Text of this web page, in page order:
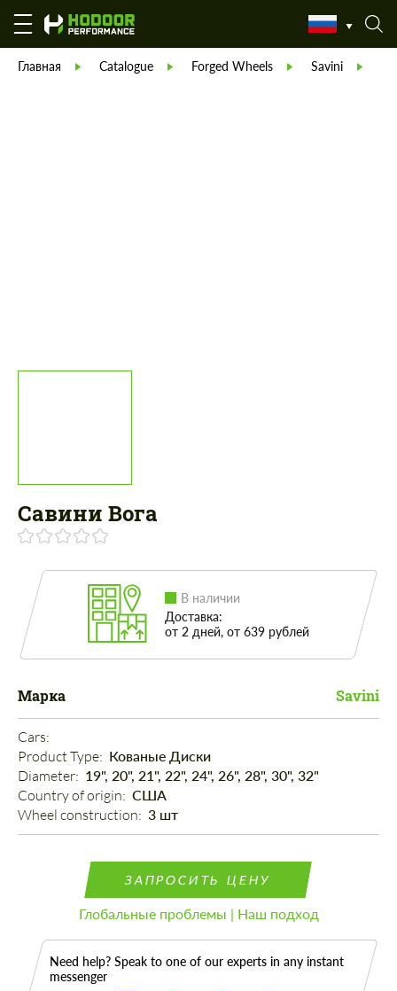
Главная Catalogue Forged Wheels Savini
Савини Вога
В наличии
Доставка:
от 2 дней, от 639 рублей
Марка Savini
Cars:
Product Type: Кованые Диски
Diameter: 19", 20", 21", 22", 24", 26", 28", 30", 32"
Country of origin: США
Wheel construction: 3 шт
ЗАПРОСИТЬ ЦЕНУ
Глобальные проблемы | Наш подход
Need help? Speak to one of our experts in any instant
messenger